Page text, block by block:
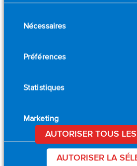
informations que vous leur avez
Veuillez définir vos préférences en
Nécessaires
Préférences
Statistiques
Marketing
AUTORISER TOUS
AUTORISER LA
Un soutien tout au long
Notre équipe internationale
prête à vous aider par téléphone ou
site pour une consultation
application spécifique et de vous
configuration idéale pour vos besoins.
Support technique